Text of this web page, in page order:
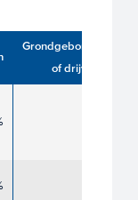
Grondgebonden
of drijvend